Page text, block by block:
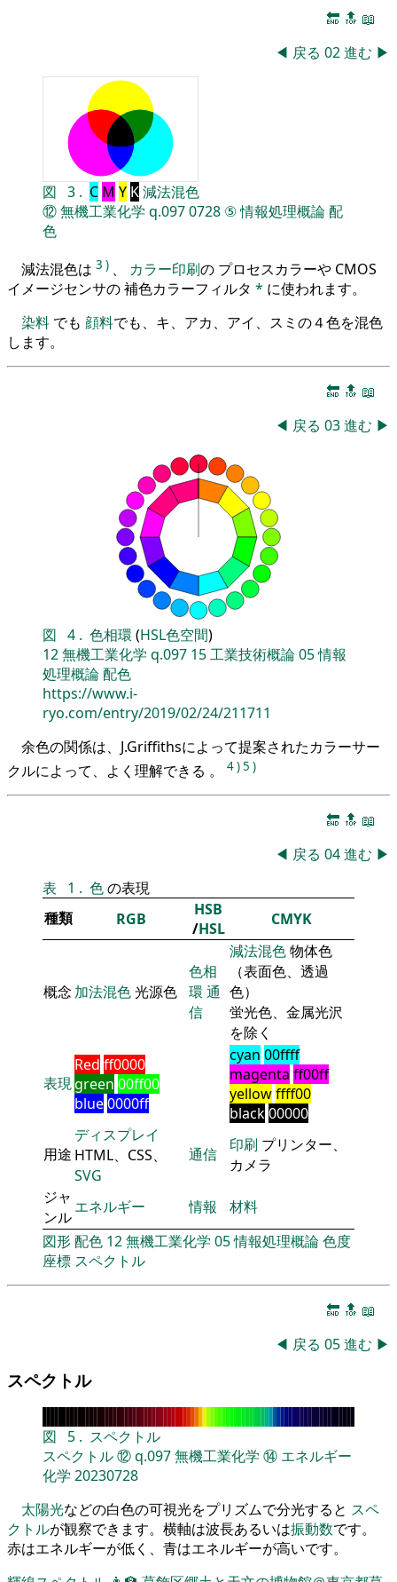
🔚 🔝 📖
◀ 戻る 02進む ▶
図 3 . C M Y K減法混色
⑫無機工業化学 q.0970728 ⑤情報処理概論配
色
減法混色は 3 ) 、 カラー印刷の プロセスカラーや CMOS
イメージセンサの 補色カラーフィルタ * に使われます。
染料 でも 顔料でも、キ、アカ、アイ、スミの４色を混色
します。
🔚 🔝 📖
◀ 戻る 03進む ▶
図 4 . 色相環 (HSL色空間)
12無機工業化学 q.097 15工業技術概論05情報
処理概論配色
https://www.i-
ryo.com/entry/2019/02/24/211711
余色の関係は、J.Griffithsによって提案されたカラーサー
クルによって、よく理解できる 。
4)5 )
🔚 🔝 📖
◀ 戻る 04進む ▶
表
1 . 色の表現
種類
RGB
HSB
/HSL CMYK
概念 加法混色光源色
色相
環 通
信
減法混色物体色
（表面色、透過
色）
蛍光色、金属光沢
を除く
表現
Red ff0000
green 00ff00
blue0000ff
cyan 00ffff
magenta ff00ff
yellowffff00
black00000
用途
ディスプレイ
HTML、CSS、
SVG
通信 印刷 プリンター、
カメラ
ジャ
ンル
エネルギー 情報
材料
図形配色 12無機工業化学 05情報処理概論色度
座標 スペクトル
🔚 🔝 📖
◀ 戻る 05進む ▶
スペクトル
図 5 . スペクトル
スペクトル⑫q.097無機工業化学 ⑭ エネルギー
化学 20230728
太陽光などの白色の可視光をプリズムで分光すると スペ
クトルが観察できます。横軸は波長あるいは振動数です。
赤はエネルギーが低く、青はエネルギーが高いです。